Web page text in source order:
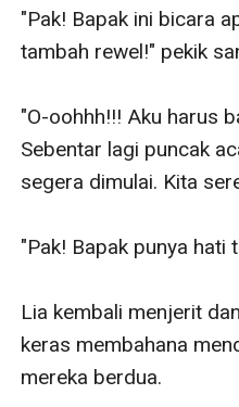
"Pak! Bapak ini bicara
tambah rewel!" pekik
"O-oohhh!!! Aku harus
Sebentar lagi puncak
segera dimulai. Kita
"Pak! Bapak punya hati
Lia kembali menjerit
keras membahana
mereka berdua.